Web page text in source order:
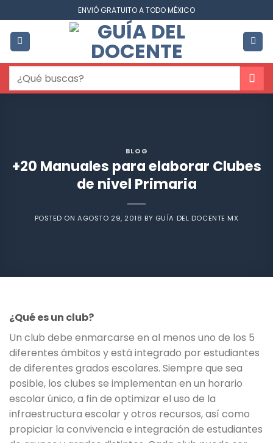
al
contenido
ENVIÓ GRATUITO A TODO MÉXICO
Buscar
por:
BLOG
+20 Manuales para elaborar Clubes
de nivel Primaria
POSTED ONAGOSTO 29, 2018 BY GUÍA DEL DOCENTE MX
¿Qué es un club?
Un club debe enmarcarse en al menos uno de los 5
diferentes ámbitos y está integrado por estudiantes
de diferentes grados escolares. Siempre que sea
posible, los clubes se implementan en un horario
escolar único, a fin de optimizar el uso de la
infraestructura escolar y otros recursos, así como
propiciar la convivencia e integración de estudiantes